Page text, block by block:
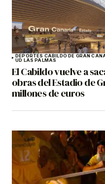
DEPORTES CABILDO DE GRAN
UD LAS PALMAS
El Cabildo vuelve a
obras del Estadio de
millones de euros